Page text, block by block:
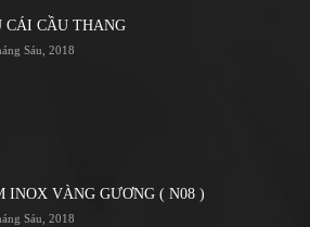
CÁI CẦU THANG
Sáu, 2018
INOX VÀNG GƯƠNG ( N08 )
Sáu, 2018